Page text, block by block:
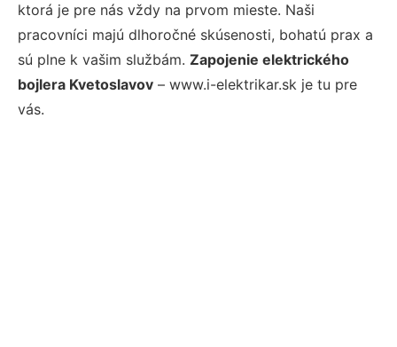
ktorá je pre nás vždy na prvom mieste. Naši
pracovníci majú dlhoročné skúsenosti, bohatú prax a
sú plne k vašim službám. Zapojenie elektrického
bojlera Kvetoslavov – www.i-elektrikar.sk je tu pre
vás.